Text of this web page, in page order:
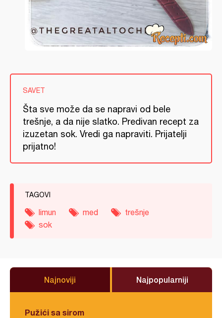
SAVET
Šta sve može da se napravi od bele
trešnje, a da nije slatko. Predivan recept za
izuzetan sok. Vredi ga napraviti. Prijatelji
prijatno!
TAGOVI
limun med
trešnje
sok
Najnoviji Najpopularniji
Pužići sa sirom